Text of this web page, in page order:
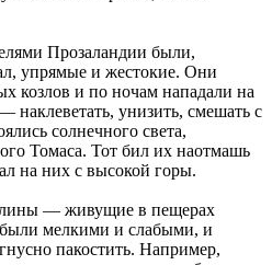
Прозаландии были,
упрямые и жестокие. Они
козлов и по ночам нападали на
наклеветать, унизить, смешать с
солнечного света,
Томаса. Тот бил их наотмашь
на них с высокой горы.
— живущие в пещерах
мелкими и слабыми, и
пакостить. Например,